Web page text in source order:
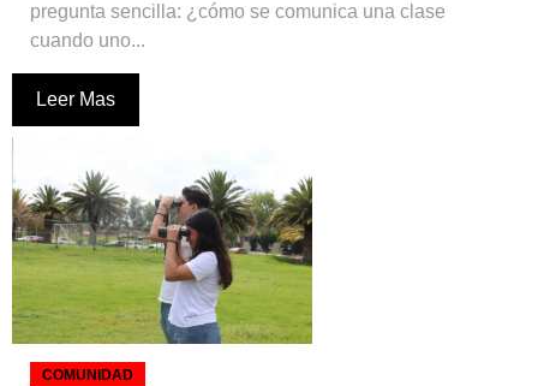
pregunta sencilla: ¿cómo se comunica una clase
cuando uno...
Leer Mas
COMUNIDAD